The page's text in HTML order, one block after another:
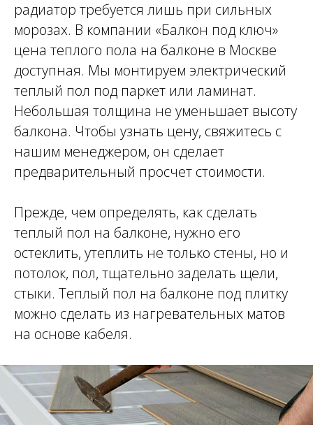
радиатор требуется лишь при сильных
морозах. В компании «Балкон под ключ»
цена теплого пола на балконе в Москве
доступная. Мы монтируем электрический
теплый пол под паркет или ламинат.
Небольшая толщина не уменьшает высоту
балкона. Чтобы узнать цену, свяжитесь с
нашим менеджером, он сделает
предварительный просчет стоимости.
Прежде, чем определять, как сделать
теплый пол на балконе, нужно его
остеклить, утеплить не только стены, но и
потолок, пол, тщательно заделать щели,
стыки. Теплый пол на балконе под плитку
можно сделать из нагревательных матов
на основе кабеля.